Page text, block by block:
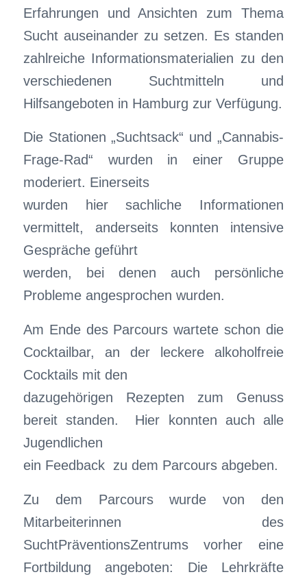
Erfahrungen und Ansichten zum Thema
Sucht auseinander zu setzen. Es standen
zahlreiche Informationsmaterialien zu den
verschiedenen Suchtmitteln und
Hilfsangeboten in Hamburg zur Verfügung.
Die Stationen „Suchtsack“ und „Cannabis-
Frage-Rad“ wurden in einer Gruppe
moderiert. Einerseits
wurden hier sachliche Informationen
vermittelt, anderseits konnten intensive
Gespräche geführt
werden, bei denen auch persönliche
Probleme angesprochen wurden.
Am Ende des Parcours wartete schon die
Cocktailbar, an der leckere alkoholfreie
Cocktails mit den
dazugehörigen Rezepten zum Genuss
bereit standen. Hier konnten auch alle
Jugendlichen
ein Feedback zu dem Parcours abgeben.
Zu dem Parcours wurde von den
Mitarbeiterinnen des
SuchtPräventionsZentrums vorher eine
Fortbildung angeboten: Die Lehrkräfte